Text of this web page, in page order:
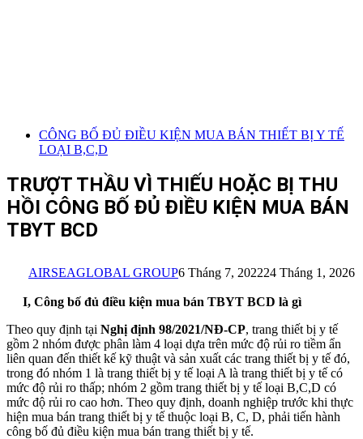
CÔNG BỐ ĐỦ ĐIỀU KIỆN MUA BÁN THIẾT BỊ Y TẾ
LOẠI B,C,D
TRƯỢT THẦU VÌ THIẾU HOẶC BỊ THU
HỒI CÔNG BỐ ĐỦ ĐIỀU KIỆN MUA BÁN
TBYT BCD
AIRSEAGLOBAL GROUP6 Tháng 7, 202224 Tháng 1, 2026
I, Công bố đủ điều kiện mua bán TBYT BCD là gì
Theo quy định tại Nghị định 98/2021/NĐ-CP, trang thiết bị y tế
gồm 2 nhóm được phân làm 4 loại dựa trên mức độ rủi ro tiềm ẩn
liên quan đến thiết kế kỹ thuật và sản xuất các trang thiết bị y tế đó,
trong đó nhóm 1 là trang thiết bị y tế loại A là trang thiết bị y tế có
mức độ rủi ro thấp; nhóm 2 gồm trang thiết bị y tế loại B,C,D có
mức độ rủi ro cao hơn. Theo quy định, doanh nghiệp trước khi thực
hiện mua bán trang thiết bị y tế thuộc loại B, C, D, phải tiến hành
công bố đủ điều kiện mua bán trang thiết bị y tế.